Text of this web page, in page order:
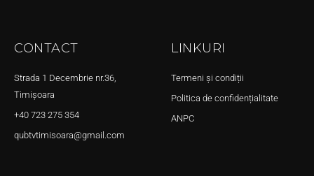
CONTACT
Strada 1 Decembrie nr.36,
Timișoara
+40 723 275 354
qubtvtimisoara@gmail.com
LINKURI
Termeni și condiții
Politica de confidențialitate
ANPC